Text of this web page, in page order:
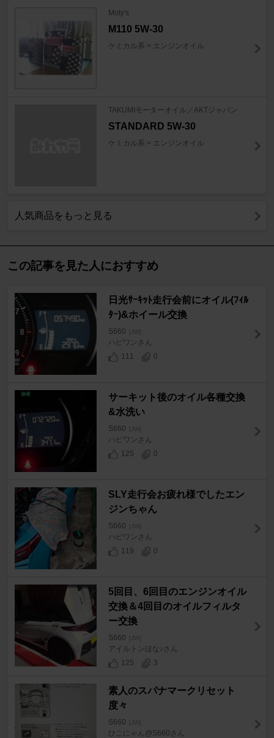
Moty's
M110 5W-30
ケミカル系 > エンジンオイル
TAKUMIモーターオイル／AKTジャパン
STANDARD 5W-30
ケミカル系 > エンジンオイル
人気商品をもっと見る
この記事を見た人におすすめ
日光ｻｰｷｯﾄ走行会前にオイル(ﾌｨﾙ
ﾀｰ)&ホイール交換
S660 [JW]
ハピワンさん
111
0
サーキット後のオイル各種交換
&水洗い
S660 [JW]
ハピワンさん
125
0
SLY走行会お疲れ様でしたエン
ジンちゃん
S660 [JW]
ハピワンさん
119
0
5回目、6回目のエンジンオイル
交換＆4回目のオイルフィルタ
ー交換
S660 [JW]
アイルトンほな♪さん
125
3
素人のスパナマークリセット
度々
S660 [JW]
ひこにゃん@S660さん